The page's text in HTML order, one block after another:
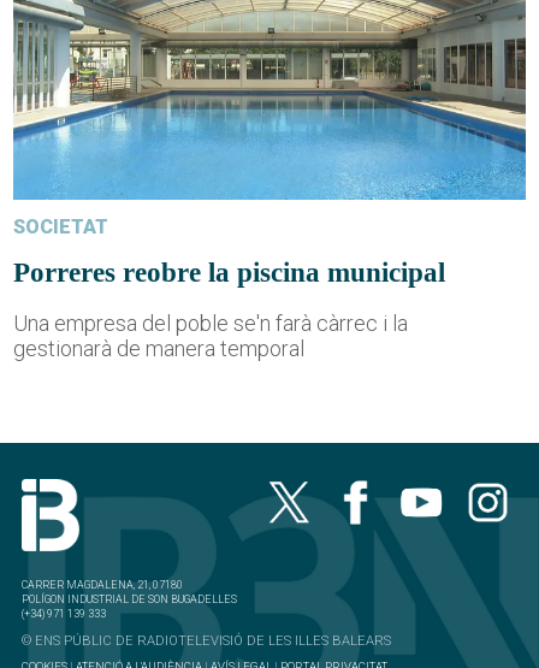
SOCIETAT
Porreres reobre la piscina municipal
Una empresa del poble se'n farà càrrec i la
gestionarà de manera temporal
CARRER MAGDALENA, 21, 07180
POLÍGON INDUSTRIAL DE SON BUGADELLES
(+34) 971 139 333
© ENS PÚBLIC DE RADIOTELEVISIÓ DE LES ILLES BALEARS